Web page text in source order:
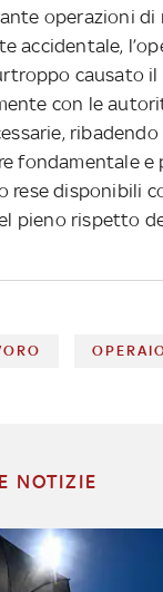
operazioni
accidentale,
causato il
con le
fondamentale
rese disponibili
pieno rispetto
NOTIZIE